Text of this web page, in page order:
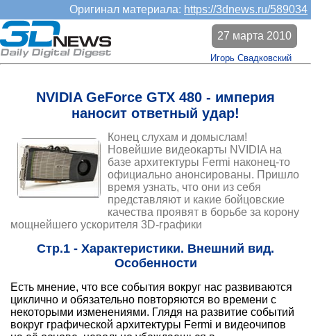
Оригинал материала: https://3dnews.ru/589034
NVIDIA GeForce GTX 480 - империя
наносит ответный удар!
Конец слухам и домыслам!
Новейшие видеокарты NVIDIA на
базе архитектуры Fermi наконец-то
официально анонсированы. Пришло
время узнать, что они из себя
представляют и какие бойцовские
качества проявят в борьбе за корону
мощнейшего ускорителя 3D-графики
27 марта 2010
Игорь Свадковский
Стр.1 - Характеристики. Внешний вид.
Особенности
Есть мнение, что все события вокруг нас развиваются
циклично и обязательно повторяются во времени с
некоторыми изменениями. Глядя на развитие событий
вокруг графической архитектуры Fermi и видеочипов